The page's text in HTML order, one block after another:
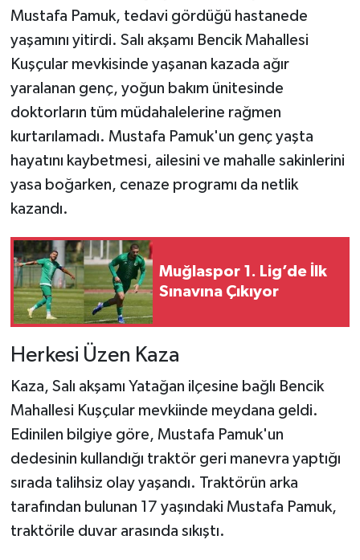
Mustafa Pamuk, tedavi gördüğü hastanede
yaşamını yitirdi. Salı akşamı Bencik Mahallesi
Kuşçular mevkisinde yaşanan kazada ağır
yaralanan genç, yoğun bakım ünitesinde
doktorların tüm müdahalelerine rağmen
kurtarılamadı. Mustafa Pamuk'un genç yaşta
hayatını kaybetmesi, ailesini ve mahalle sakinlerini
yasa boğarken, cenaze programı da netlik
kazandı.
Muğlaspor 1. Lig’de İlk
Sınavına Çıkıyor
Herkesi Üzen Kaza
Kaza, Salı akşamı Yatağan ilçesine bağlı Bencik
Mahallesi Kuşçular mevkiinde meydana geldi.
Edinilen bilgiye göre, Mustafa Pamuk'un
dedesinin kullandığı traktör geri manevra yaptığı
sırada talihsiz olay yaşandı. Traktörün arka
tarafından bulunan 17 yaşındaki Mustafa Pamuk,
traktörile duvar arasında sıkıştı.